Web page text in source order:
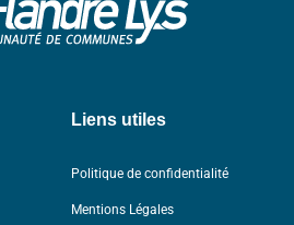
Liens utiles
Politique de confidentialité
Mentions Légales